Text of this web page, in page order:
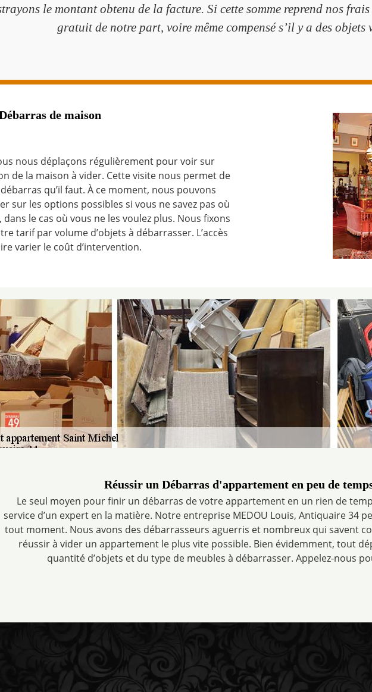
le montant obtenu de la facture. Si cette somme reprend nos
gratuit de notre part, voire même compensé s’il y a des objets
de maison
nous déplaçons régulièrement pour voir sur
de la maison à vider. Cette visite nous permet de
qu’il faut. À ce moment, nous pouvons
sur les options possibles si vous ne savez pas où
le cas où vous ne les voulez plus. Nous fixons
tarif par volume d’objets à débarrasser. L’accès
varier le coût d’intervention.
Réussir un Débarras d'appartement en peu de
Le seul moyen pour finir un débarras de votre appartement en un rien de
service d’un expert en la matière. Notre entreprise MEDOU Louis, Antiquaire 34
tout moment. Nous avons des débarrasseurs aguerris et nombreux qui savent
réussir à vider un appartement le plus vite possible. Bien évidemment, tout
quantité d’objets et du type de meubles à débarrasser. Appelez-nous